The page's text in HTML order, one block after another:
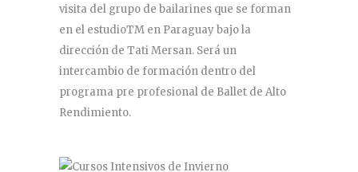
visita del grupo de bailarines que se forman
en el estudioTM en Paraguay bajo la
dirección de Tati Mersan. Será un
intercambio de formación dentro del
programa pre profesional de Ballet de Alto
Rendimiento.